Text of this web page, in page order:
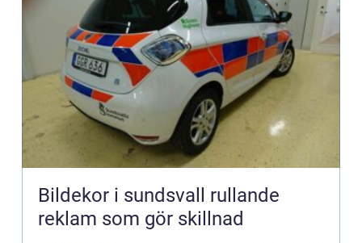
Bildekor i sundsvall rullande
reklam som gör skillnad